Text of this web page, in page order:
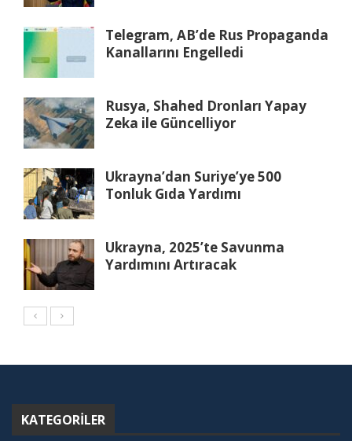
Telegram, AB’de Rus Propaganda
Kanallarını Engelledi
Rusya, Shahed Dronları Yapay
Zeka ile Güncelliyor
Ukrayna’dan Suriye’ye 500
Tonluk Gıda Yardımı
Ukrayna, 2025’te Savunma
Yardımını Artıracak
KATEGORILER